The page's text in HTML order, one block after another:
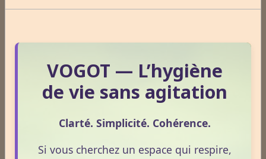
1 2 3 4 5
Dernières newsletters
Newsletter #313 - juillet 2026
VOGOT — L’hygiène
de vie sans agitation
Clarté. Simplicité. Cohérence.
Si vous cherchez un espace qui respire,